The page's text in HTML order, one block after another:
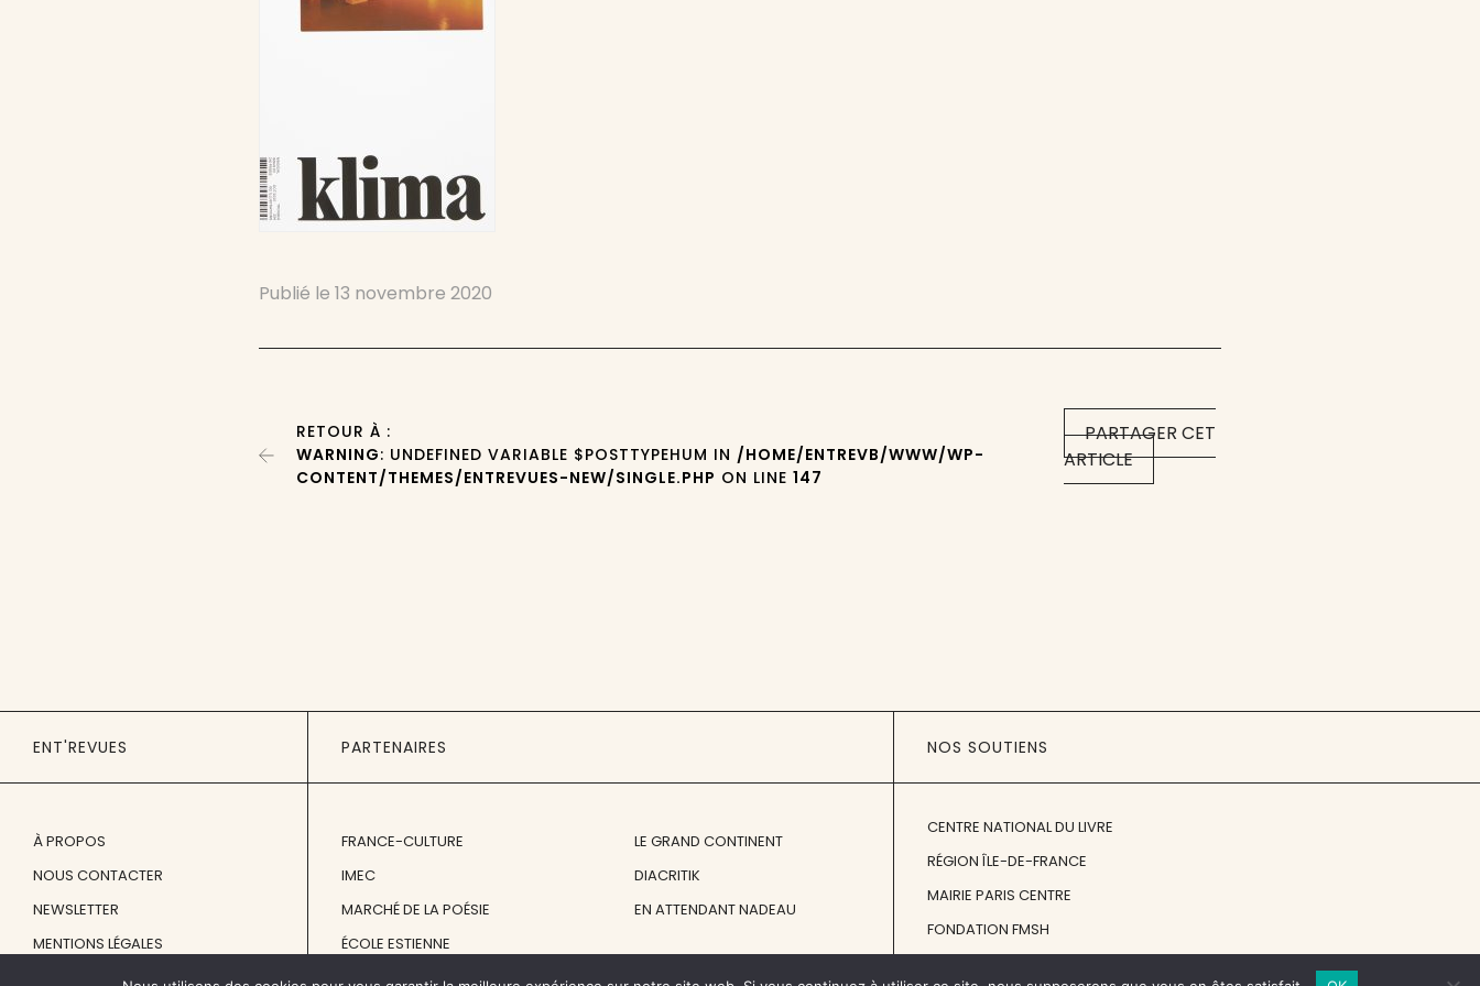
Publié le13 novembre 2020
PARTAGER CET
ARTICLE
RETOUR À :
WARNING: UNDEFINED VARIABLE $POSTTYPEHUM IN /HOME/ENTREVB/WWW/WP-
CONTENT/THEMES/ENTREVUES-NEW/SINGLE.PHP ON LINE147
ENT'REVUES
À PROPOS
NOUS CONTACTER
NEWSLETTER
MENTIONS LÉGALES
PARTENAIRES
FRANCE-CULTURE
IMEC
MARCHÉ DE LA POÉSIE
ÉCOLE ESTIENNE
LE GRAND CONTINENT
DIACRITIK
EN ATTENDANT NADEAU
NOS SOUTIENS
CENTRE NATIONAL DU LIVRE
RÉGION ÎLE-DE-FRANCE
MAIRIE PARIS CENTRE
FONDATION FMSH